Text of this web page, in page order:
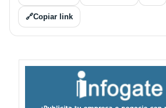
🔗Copiar link